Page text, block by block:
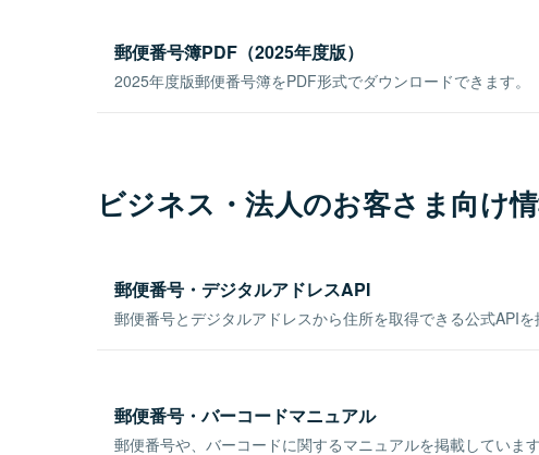
郵便番号簿PDF（2025年度版）
2025年度版郵便番号簿をPDF形式でダウンロードできます。
ビジネス・法人のお客さま向け
郵便番号・デジタルアドレスAPI
郵便番号とデジタルアドレスから住所を取得できる公式APIを
郵便番号・バーコードマニュアル
郵便番号や、バーコードに関するマニュアルを掲載しています